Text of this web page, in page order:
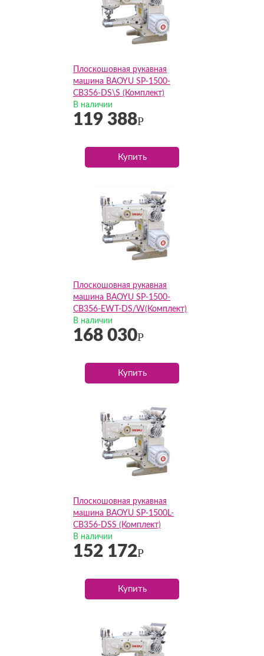
Плоскошовная рукавная
машина BAOYU SP-1500-
CB356-DS\S (Комплект)
В наличии
119 388Р
Купить
Плоскошовная рукавная
машина BAOYU SP-1500-
CB356-EWT-DS/W(Комплект)
В наличии
168 030Р
Купить
Плоскошовная рукавная
машина BAOYU SP-1500L-
CB356-DSS (Комплект)
В наличии
152 172Р
Купить